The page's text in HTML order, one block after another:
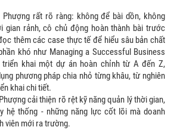
Phượng rất rõ ràng: không để bài dồn, không
gian rảnh, cô chủ động hoàn thành bài trước
thêm các case thực tế để hiểu sâu bản chất
khó như Managing a Successful Business
triển khai một dự án hoàn chỉnh từ A đến Z,
phương pháp chia nhỏ từng khâu, từ nghiên
khai chi tiết.
cải thiện rõ rệt kỹ năng quản lý thời gian,
hệ thống - những năng lực cốt lõi mà doanh
viên mới ra trường.